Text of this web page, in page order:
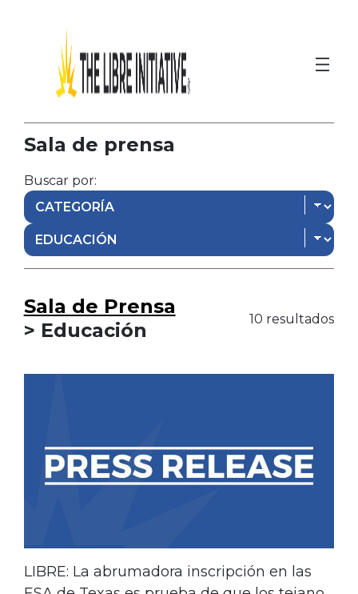
Sala de prensa
Buscar por:
Sala de Prensa
> Educación
10 resultados
LIBRE: La abrumadora inscripción en las